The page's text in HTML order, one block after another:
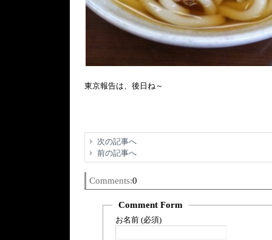
東京報告は、後日ね～
次の記事へ
前の記事へ
Comments:0
Comment Form
お名前 (必須)